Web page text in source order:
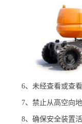
6、未经查看或查
7、禁止从高空向
8、确保安全装置